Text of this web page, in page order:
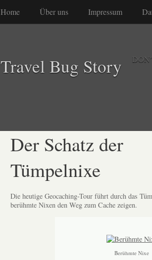
Home Über uns Impressum
Travel Bug Story
Der Schatz der
Tümpelnixe
Die heutige Geocaching-Tour führt durch das
berühmte Nixen den Weg zum Cache zeigen.
Berühmte Nixe